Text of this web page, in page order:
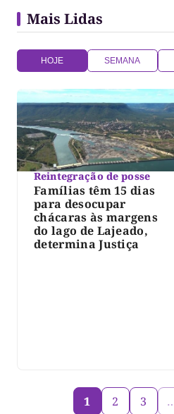
Mais Lidas
HOJE SEMANA
Reintegração de posse
Famílias têm 15 dias
para desocupar
chácaras às margens
do lago de Lajeado,
determina Justiça
1 2 3